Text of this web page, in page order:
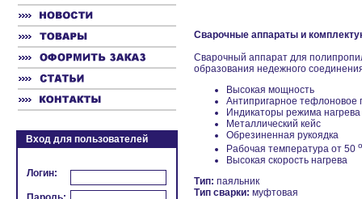
Вход для пользователей
Логин:
Сварочные аппараты и
Сварочный аппарат для
образования недежного
Высокая мощность
Антипригарное тефлоновое
Индикаторы режима нагрева
Металлический кейс
Обрезиненная рукоядка
Рабочая температура от 50 o
Высокая скорость нагрева
Тип: паяльник
Тип сварки: муфтовая